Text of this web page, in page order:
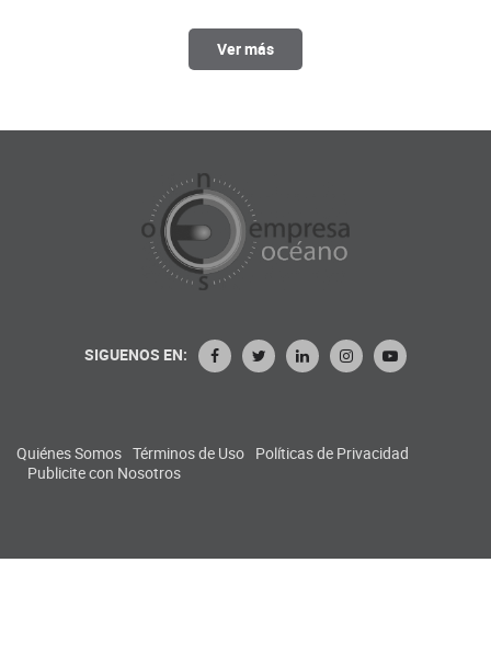
Ver más
SIGUENOS EN:
Quiénes Somos Términos de Uso Políticas de Privacidad
Publicite con Nosotros